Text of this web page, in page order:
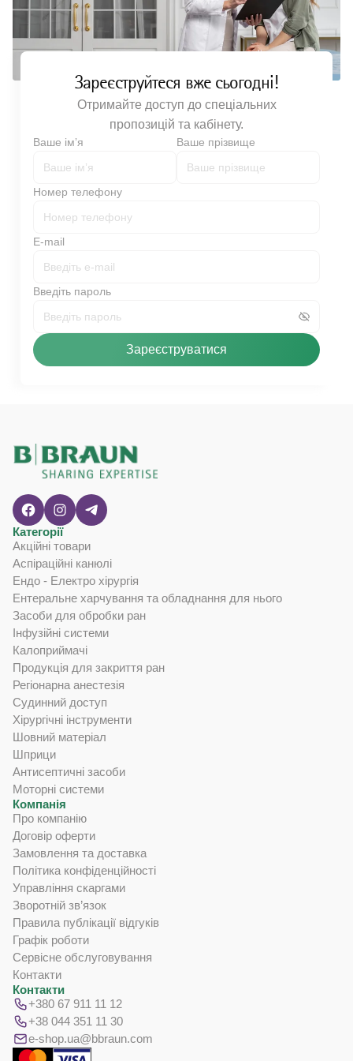
Зареєструйтеся вже сьогодні!
Отримайте доступ до спеціальних
пропозицій та кабінету.
Ваше імʼя Ваше прізвище
Номер телефону
E-mail
Введіть пароль
Зареєструватися
Категорії
Акційні товари
Аспіраційні канюлі
Ендо - Електро хірургія
Ентеральне харчування та обладнання для нього
Засоби для обробки ран
Інфузійні системи
Калоприймачі
Продукція для закриття ран
Регіонарна анестезія
Судинний доступ
Хірургічні інструменти
Шовний матеріал
Шприци
Антисептичні засоби
Моторні системи
Компанія
Про компанію
Договір оферти
Замовлення та доставка
Політика конфіденційності
Управління скаргами
Зворотній зв’язок
Правила публікації відгуків
Графік роботи
Сервісне обслуговування
Контакти
Контакти
+380 67 911 11 12
+38 044 351 11 30
e-shop.ua@bbraun.com